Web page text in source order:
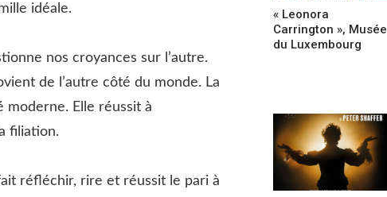
idéale.
nos croyances sur l’autre.
de l’autre côté du monde. La
moderne. Elle réussit à
filiation.
réfléchir, rire et réussit le pari à
« Leonora
Carrington », Musée
du Luxembourg